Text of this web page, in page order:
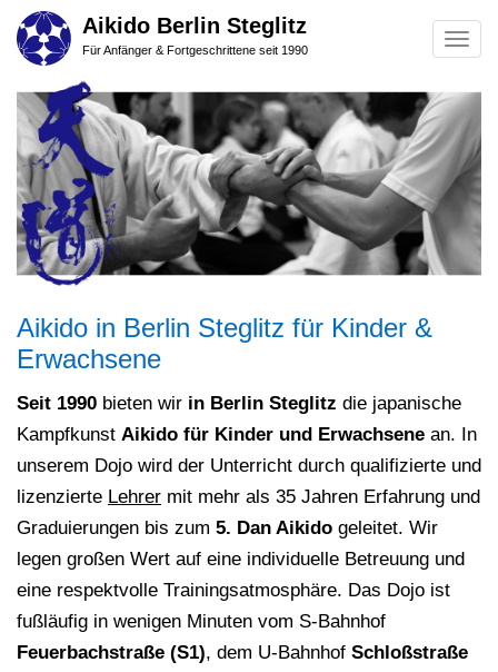
Skip
content
Aikido Berlin Steglitz
Für Anfänger & Fortgeschrittene seit 1990
Aikido in Berlin Steglitz für Kinder &
Erwachsene
Seit 1990 bieten wir in Berlin Steglitz die japanische
Kampfkunst Aikido für Kinder und Erwachsene an. In
unserem Dojo wird der Unterricht durch qualifizierte und
lizenzierte Lehrer mit mehr als 35 Jahren Erfahrung und
Graduierungen bis zum 5. Dan Aikido geleitet. Wir
legen großen Wert auf eine individuelle Betreuung und
eine respektvolle Trainingsatmosphäre. Das Dojo ist
fußläufig in wenigen Minuten vom S‑Bahnhof
Feuerbachstraße (S1), dem U‑Bahnhof Schloßstraße